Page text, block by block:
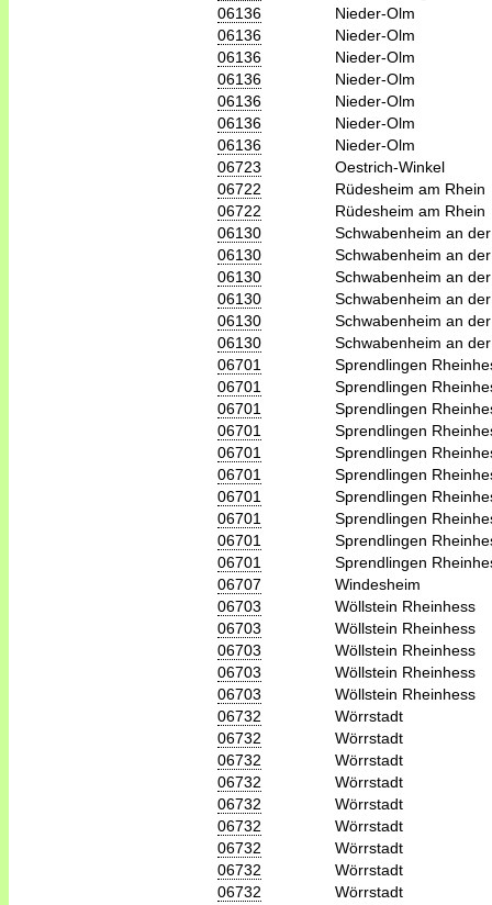
06136
Nieder-Olm
06136
Nieder-Olm
06136
Nieder-Olm
06136
Nieder-Olm
06136
Nieder-Olm
06136
Nieder-Olm
06136
Nieder-Olm
06723
Oestrich-Winkel
06722
Rüdesheim am Rhein
06722
Rüdesheim am Rhein
06130
Schwabenheim an
06130
Schwabenheim an
06130
Schwabenheim an
06130
Schwabenheim an
06130
Schwabenheim an
06130
Schwabenheim an
06701
Sprendlingen
06701
Sprendlingen
06701
Sprendlingen
06701
Sprendlingen
06701
Sprendlingen
06701
Sprendlingen
06701
Sprendlingen
06701
Sprendlingen
06701
Sprendlingen
06701
Sprendlingen
06707
Windesheim
06703
Wöllstein Rheinhess
06703
Wöllstein Rheinhess
06703
Wöllstein Rheinhess
06703
Wöllstein Rheinhess
06703
Wöllstein Rheinhess
06732
Wörrstadt
06732
Wörrstadt
06732
Wörrstadt
06732
Wörrstadt
06732
Wörrstadt
06732
Wörrstadt
06732
Wörrstadt
06732
Wörrstadt
06732
Wörrstadt